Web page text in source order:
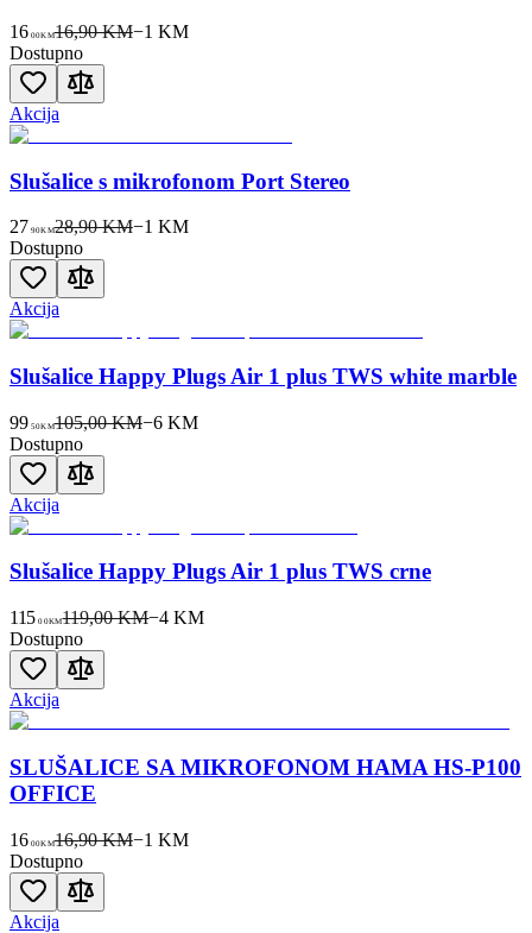
16 00KM16,90 KM−1 KM
Dostupno
Akcija
Slušalice s mikrofonom Port Stereo
27 90KM28,90 KM−1 KM
Dostupno
Akcija
Slušalice Happy Plugs Air 1 plus TWS white marble
99 50KM105,00 KM−6KM
Dostupno
Akcija
Slušalice Happy Plugs Air 1 plus TWS crne
115 00KM119,00 KM−4 KM
Dostupno
Akcija
SLUŠALICE SA MIKROFONOM HAMA HS-P100
OFFICE
16 00KM16,90 KM−1 KM
Dostupno
Akcija